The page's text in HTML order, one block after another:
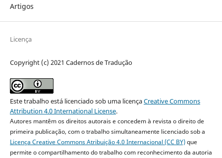
Artigos
Licença
Copyright (c) 2021 Cadernos de Tradução
Este trabalho está licenciado sob uma licençaCreative Commons
Attribution 4.0 International License.
Autores mantêm os direitos autorais e concedem à revista o direito de
primeira publicação, com o trabalho simultaneamente licenciado sob a
Licença Creative Commons Atribuição 4.0 Internacional (CC BY)que
permite o compartilhamento do trabalho com reconhecimento da autoria